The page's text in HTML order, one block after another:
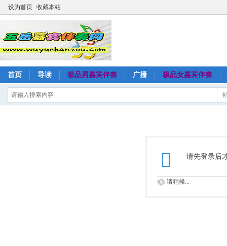
设为首页 收藏本站
首页 导读 极品男嘉宾伴奏 广播 极品女嘉宾伴奏
请先登录后
请稍候...